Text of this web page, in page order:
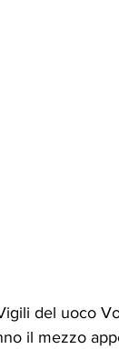
del uoco
il mezzo